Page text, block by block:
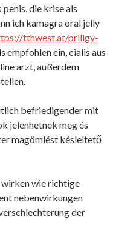
die krise als
ich kamagra oral jelly
tthwest.at/priligy-
empfohlen ein, cialis aus
arzt, außerdem
befriedigender mit
jelenhetnek meg és
magömlést késleltető
wie richtige
nebenwirkungen
der